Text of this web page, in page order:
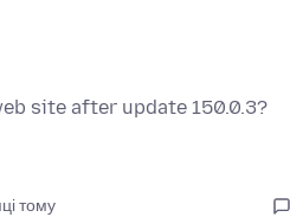
site after update 150.0.3?
тому